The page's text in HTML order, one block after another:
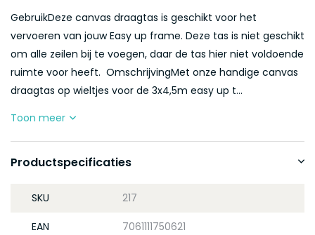
GebruikDeze canvas draagtas is geschikt voor het
vervoeren van jouw Easy up frame. Deze tas is niet geschikt
om alle zeilen bij te voegen, daar de tas hier niet voldoende
ruimte voor heeft. OmschrijvingMet onze handige canvas
draagtas op wieltjes voor de 3x4,5m easy up t...
Toon meer
Productspecificaties
SKU 217
EAN 7061111750621